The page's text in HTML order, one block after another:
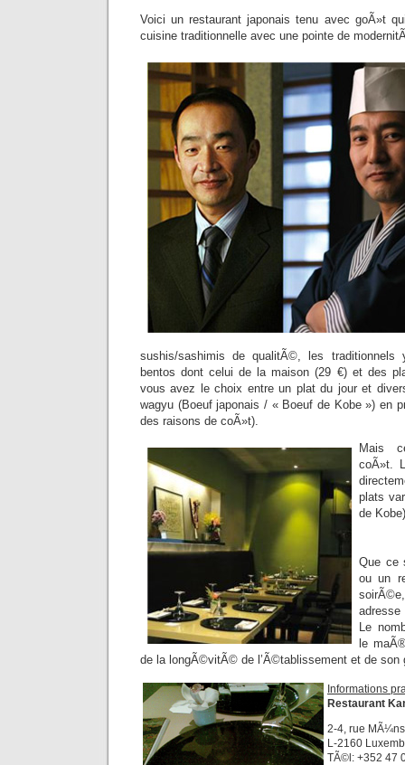
Voici un restaurant japonais tenu avec goÃ»t
cuisine traditionnelle avec une pointe de
sushis/sashimis de qualitÃ©, les traditionnels
bentos dont celui de la maison (29 €) et des
vous avez le choix entre un plat du jour et
wagyu (Boeuf japonais / « Boeuf de Kobe ») en
des raisons de coÃ»t).
Mais
coÃ»t.
plats
de
Que ce
ou un
Le
le
de la longÃ©vitÃ© de l’Ã©tablissement et de son
Informations
Restaurant
2-4, rue
L-2160
TÃ©l: +352 47